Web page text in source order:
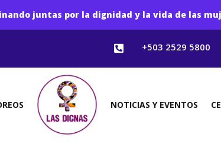
juntas por la dignidad y la vida de las
 +503 2529 5800
NOTICIAS Y EVENTOS